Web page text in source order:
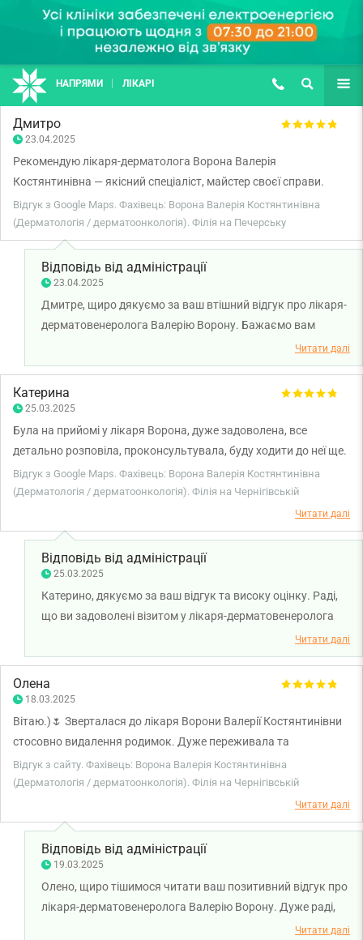
Дмитро
23.04.2025
Рекомендую лікаря-дерматолога Ворона Валерія
Костянтинівна — якісний спеціаліст, майстер своєї справи.
Відгук з Google Maps. Фахівець: Ворона Валерія Костянтинівна
(Дерматологія / дерматоонкологія). Філія на Печерську
Відповідь від адміністрації
23.04.2025
Дмитре, щиро дякуємо за ваш втішний відгук про лікаря-
дерматовенеролога Валерію Ворону. Бажаємо вам
Читати далі
Катерина
25.03.2025
Була на прийомі у лікаря Ворона, дуже задоволена, все
детально розповіла, проконсультувала, буду ходити до неї ще.
Рекомендую однозначно!
Відгук з Google Maps. Фахівець: Ворона Валерія Костянтинівна
(Дерматологія / дерматоонкологія). Філія на Чернігівській
Читати далі
Відповідь від адміністрації
25.03.2025
Катерино, дякуємо за ваш відгук та високу оцінку. Раді,
що ви задоволені візитом у лікаря-дерматовенеролога
Валерію Ворону. Бажаємо вам міцного здоров'я!Читати далі
Олена
18.03.2025
Вітаю.)🌷 Зверталася до лікаря Ворони Валерії Костянтинівни
стосовно видалення родимок. Дуже переживала та
хвилювалася, так як робила це вперше. Але лікар настільки
заспокоювала, викликала довіру до себе, та стільки разів
уточнювала чи нормально я себе почуваю чи все добре, що я
забула, чому прийшла.) Було відчуття, ніби мене просто
поносили на руках.☺️ Тепер тільки чекаю результати гістології
та дуже сподіваюся, що там все буде добре.🙏 То ж величезне
дякую.🫶
Відгук з сайту. Фахівець: Ворона Валерія Костянтинівна
(Дерматологія / дерматоонкологія). Філія на Чернігівській
Читати далі
Відповідь від адміністрації
19.03.2025
Олено, щиро тішимося читати ваш позитивний відгук про
лікаря-дерматовенеролога Валерію Ворону. Дуже раді,
що ви залишилися задоволені своїм візитом. Бажаємо
Читати далі
НАПРЯМИ ЛІКАРІ (067) 127-03-03
ПОШУК ЩЕ